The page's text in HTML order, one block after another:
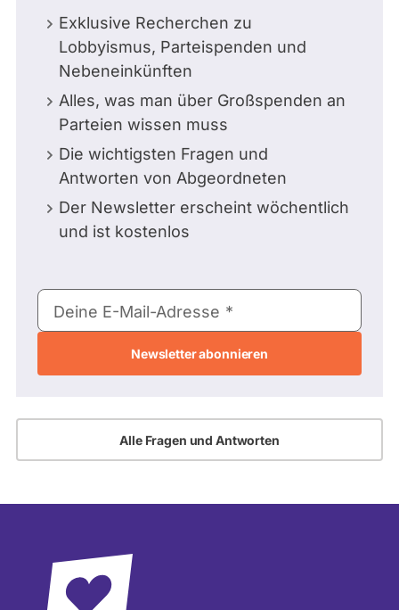
Exklusive Recherchen zu
Lobbyismus, Parteispenden und
Nebeneinkünften
Alles, was man über Großspenden an
Parteien wissen muss
Die wichtigsten Fragen und
Antworten von Abgeordneten
Der Newsletter erscheint wöchentlich
und ist kostenlos
E-
Mail-
Deine E-Mail-Adresse
Alle Fragen und Antworten